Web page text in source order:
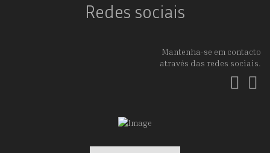
Redes sociais
Mantenha-se em contacto
através das redes sociais.